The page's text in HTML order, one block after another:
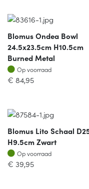
Blomus Ondea Bowl
24.5x23.5cm H10.5cm
Burned Metal
Op voorraad
Op voorraad
€ 84,95
Blomus Lito Schaal
H9.5cm Zwart
Op voorraad
Op voorraad
€ 39,95